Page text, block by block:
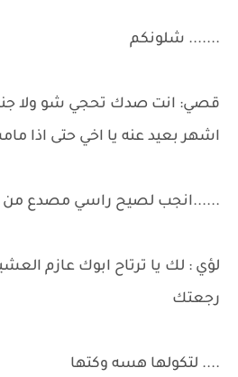
....... شلونكم
قصي: انت صدك تحجي شو ولا
اشهر بعيد عنه يا اخي حتى اذا
......انجب لصيح راسي مصدع من
لؤي : لك يا ترتاح ابوك عازم
رجعتك
.... لتكولها هسه وكتها